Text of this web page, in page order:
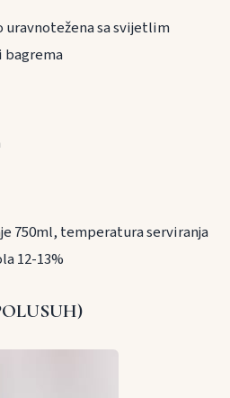
uravnotežena sa svijetlim
bagrema
750ml, temperatura serviranja
12-13%